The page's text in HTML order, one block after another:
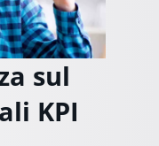
sul
KPI